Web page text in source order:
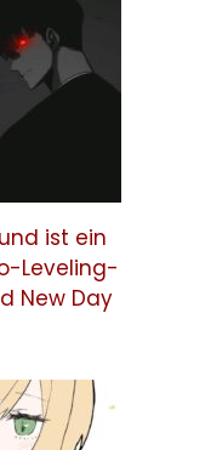
ist ein
Leveling-
New Day